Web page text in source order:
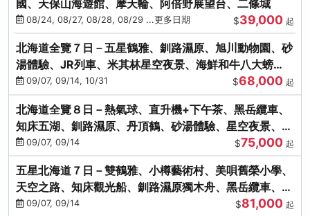
國、天保山海遊館、摩天輪、阿倍野展望台、二條城
08/24, 08/27, 08/28, 08/29 ...更多日期 $39,000 起
北海道全覽７日－五星鶴雅、釧路濕原、旭川動物園、砂
湯體驗、JR列車、米其林星空夜景、海鮮和牛八大螃
蟹、卡哇依熊牧場
09/07, 09/14, 10/31 $68,000 起
北海道全覽８日－熱氣球、直升機+下午茶、黑岳纜車、
知床五湖、釧路濕原、丹頂鶴、砂湯體驗、星空夜景、洞
爺花火、螃蟹懷石料理
09/07, 09/14 $75,000 起
五星北海道７日－雙鶴雅、小樽藝術村、美唄舊榮小學、
天空之路、知床觀光船、釧路濕原獨木舟、黑岳纜車、流
冰硝子館DIY玻璃杯
09/07, 09/14 $81,000 起